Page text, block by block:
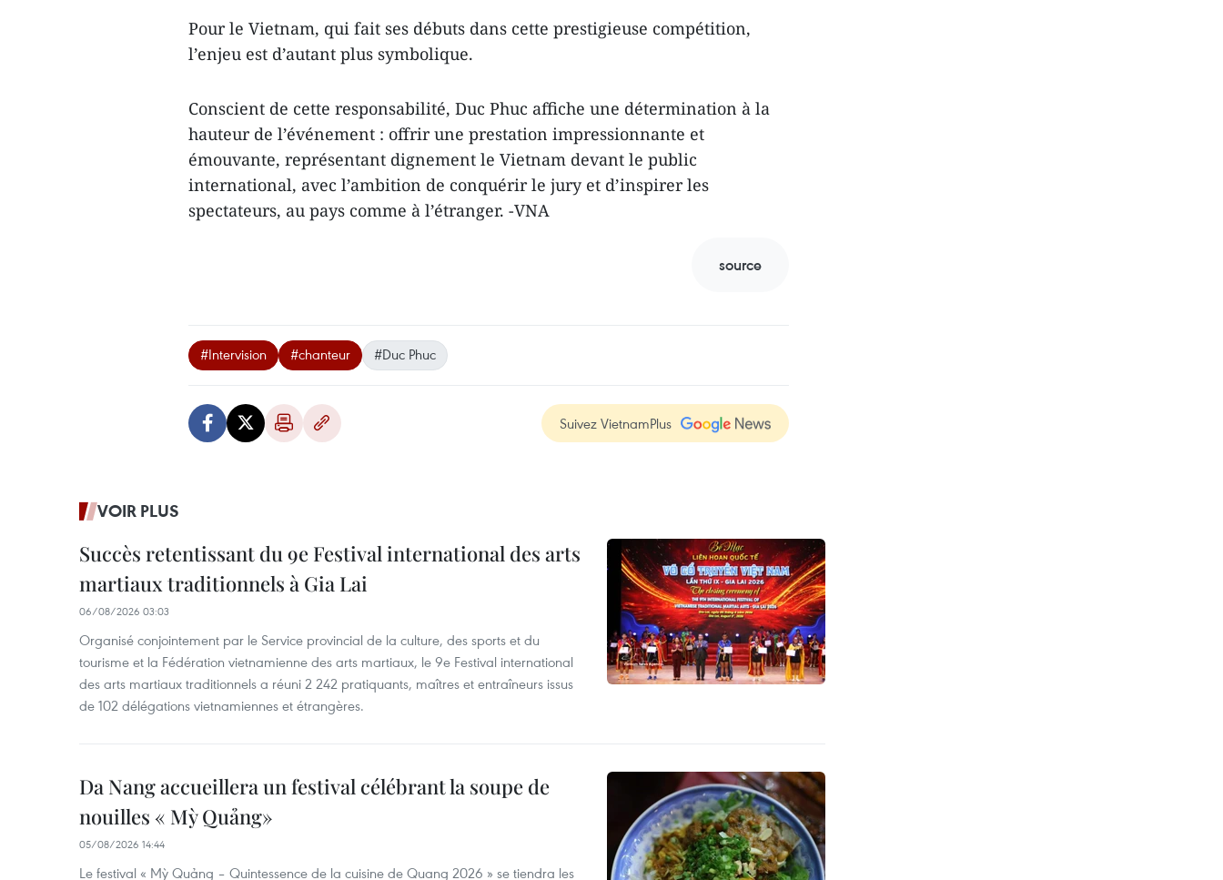
Pour le Vietnam, qui fait ses débuts dans cette prestigieuse compétition,
l’enjeu est d’autant plus symbolique.
Conscient de cette responsabilité, Duc Phuc affiche une détermination à la
hauteur de l’événement : offrir une prestation impressionnante et
émouvante, représentant dignement le Vietnam devant le public
international, avec l’ambition de conquérir le jury et d’inspirer les
spectateurs, au pays comme à l’étranger. -VNA
source
#Intervision #chanteur #Duc Phuc
Suivez VietnamPlus
VOIR PLUS
Succès retentissant du 9e Festival international des arts
martiaux traditionnels à Gia Lai
06/08/2026 03:03
Organisé conjointement par le Service provincial de la culture, des sports et du
tourisme et la Fédération vietnamienne des arts martiaux, le 9e Festival international
des arts martiaux traditionnels a réuni 2 242 pratiquants, maîtres et entraîneurs issus
de 102 délégations vietnamiennes et étrangères.
Da Nang accueillera un festival célébrant la soupe de
nouilles « Mỳ Quảng»
05/08/2026 14:44
Le festival « Mỳ Quảng – Quintessence de la cuisine de Quang 2026 » se tiendra les